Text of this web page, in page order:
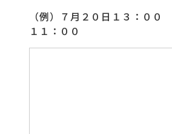
（例）７月２０日１３：０
１１：００